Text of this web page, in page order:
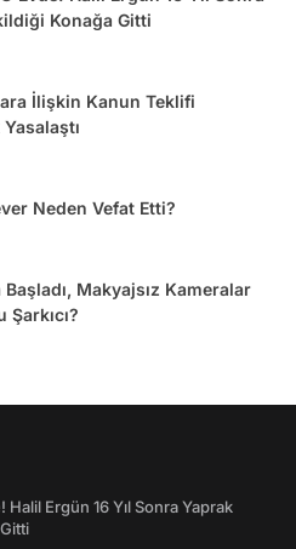
Konağa Gitti
İlişkin Kanun Teklifi
Neden Vefat Etti?
Makyajsız Kameralar
Şarkıcı?
Halil Ergün 16 Yıl Sonra Yaprak